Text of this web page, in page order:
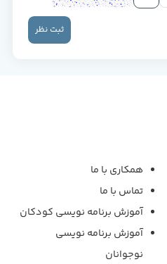
ثبت نظر
همکاری با ما
تماس با ما
آموزش برنامه نویسی کودکان
آموزش برنامه نویسی
نوجوانان